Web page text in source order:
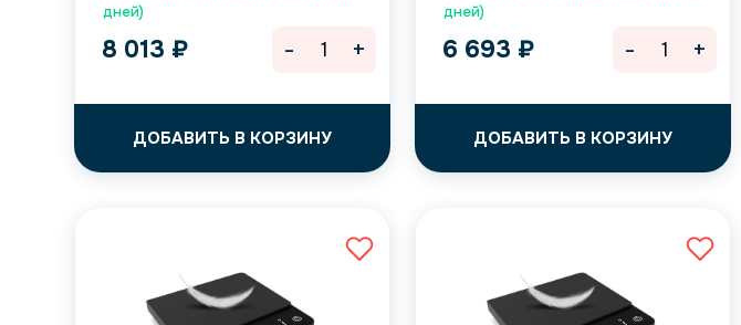
дней)
8 013 ₽
ДОБАВИТЬ В КОРЗИНУ
- +
дней)
6 693 ₽
ДОБАВИТЬ В КОРЗИНУ
- +